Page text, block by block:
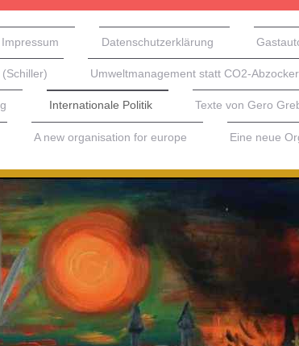
Datenschutzerklärung
Umweltmanagement statt CO2-
Internationale Politik Texte von Gero
A new organisation for europe Eine neue